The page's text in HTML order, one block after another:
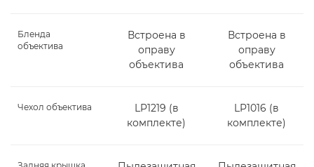
Бленда
объектива
Встроена в
оправу
объектива
Встроена в
оправу
объектива
Чехол объектива
LP1219 (в
комплекте)
LP1016 (в
комплекте)